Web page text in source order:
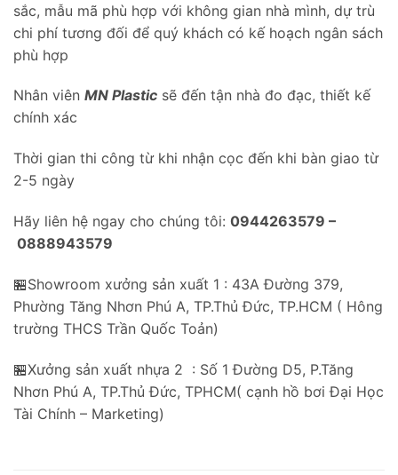
sắc, mẫu mã phù hợp với không gian nhà mình, dự trù
chi phí tương đối để quý khách có kế hoạch ngân sách
phù hợp
Nhân viên MN Plastic sẽ đến tận nhà đo đạc, thiết kế
chính xác
Thời gian thi công từ khi nhận cọc đến khi bàn giao từ
2-5 ngày
Hãy liên hệ ngay cho chúng tôi: 0944263579 –
0888943579
🏪Showroom xưởng sản xuất 1 : 43A Đường 379,
Phường Tăng Nhơn Phú A, TP.Thủ Đức, TP.HCM ( Hông
trường THCS Trần Quốc Toản)
🏪Xưởng sản xuất nhựa 2 : Số 1 Đường D5, P.Tăng
Nhơn Phú A, TP.Thủ Đức, TPHCM( cạnh hồ bơi Đại Học
Tài Chính – Marketing)